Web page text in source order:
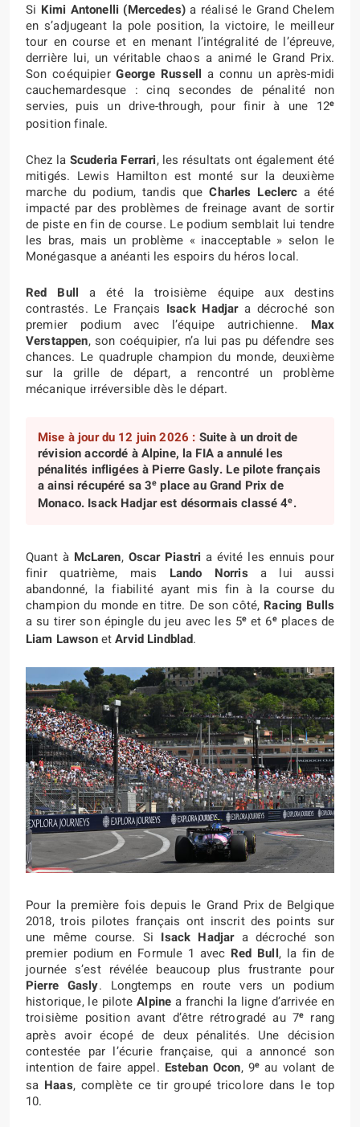
Si Kimi Antonelli (Mercedes)a réalisé le Grand Chelem
en s’adjugeant la pole position, la victoire, le meilleur
tour en course et en menant l’intégralité de l’épreuve,
derrière lui, un véritable chaos a animé le Grand Prix.
Son coéquipierGeorge Russell a connu un après-midi
cauchemardesque : cinq secondes de pénalité non
servies, puis un drive-through, pour finir à une 12e
position finale.
Chez la Scuderia Ferrari, les résultats ont également été
mitigés. Lewis Hamilton est monté sur la deuxième
marche du podium, tandis queCharles Leclerc a été
impacté par des problèmes de freinage avant de sortir
de piste en fin de course. Le podium semblait lui tendre
les bras, mais un problème « inacceptable » selon le
Monégasque a anéanti les espoirs du héros local.
Red Bull a été la troisième équipe aux destins
contrastés. Le Français Isack Hadjara décroché son
premier podium avec l’équipe autrichienne. Max
Verstappen, son coéquipier, n’a lui pas pu défendre ses
chances. Le quadruple champion du monde, deuxième
sur la grille de départ, a rencontré un problème
mécanique irréversible dès le départ.
Mise à jour du 12 juin 2026 : Suite à un droit de
révision accordé à Alpine, la FIA a annulé les
pénalités infligées à Pierre Gasly. Le pilote français
a ainsi récupéré sa 3e place au Grand Prix de
Monaco. Isack Hadjar est désormais classé 4e.
Quant à McLaren, Oscar Piastri a évité les ennuis pour
finir quatrième, mais Lando Norrisa lui aussi
abandonné, la fiabilité ayant mis fin à la course du
champion du monde en titre. De son côté, Racing Bulls
a su tirer son épingle du jeu avec les 5e et 6eplaces de
Liam LawsonetArvid Lindblad.
Pour la première fois depuis le Grand Prix de Belgique
2018, trois pilotes français ont inscrit des points sur
une même course. Si Isack Hadjara décroché son
premier podium en Formule 1 avec Red Bull, la fin de
journée s’est révélée beaucoup plus frustrante pour
Pierre Gasly. Longtemps en route vers un podium
historique, le piloteAlpine a franchi la ligne d’arrivée en
troisième position avant d’être rétrogradé au 7e rang
après avoir écopé de deux pénalités. Une décision
contestée par l’écurie française, qui a annoncé son
intention de faire appel. Esteban Ocon, 9e au volant de
sa Haas, complète ce tir groupé tricolore dans le top
10.